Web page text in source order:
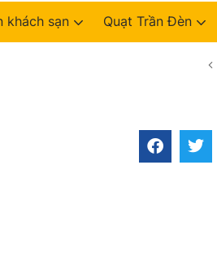
khách sạn Quạt Trần Đèn